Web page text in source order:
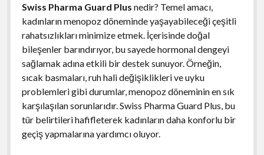
Swiss Pharma Guard Plus nedir? Temel amacı,
kadınların menopoz döneminde yaşayabileceği çeşitli
rahatsızlıkları minimize etmek. İçerisinde doğal
bileşenler barındırıyor, bu sayede hormonal dengeyi
sağlamak adına etkili bir destek sunuyor. Örneğin,
sıcak basmaları, ruh hali değişiklikleri ve uyku
problemleri gibi durumlar, menopoz döneminin en sık
karşılaşılan sorunlarıdır. Swiss Pharma Guard Plus, bu
tür belirtileri hafifleterek kadınların daha konforlu bir
geçiş yapmalarına yardımcı oluyor.